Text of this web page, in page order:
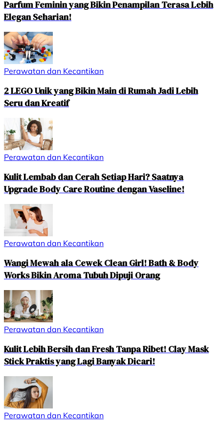
Parfum Feminin yang Bikin Penampilan Terasa Lebih
Elegan Seharian!
Perawatan dan Kecantikan
2 LEGO Unik yang Bikin Main di Rumah Jadi Lebih
Seru dan Kreatif
Perawatan dan Kecantikan
Kulit Lembab dan Cerah Setiap Hari? Saatnya
Upgrade Body Care Routine dengan Vaseline!
Perawatan dan Kecantikan
Wangi Mewah ala Cewek Clean Girl! Bath & Body
Works Bikin Aroma Tubuh Dipuji Orang
Perawatan dan Kecantikan
Kulit Lebih Bersih dan Fresh Tanpa Ribet! Clay Mask
Stick Praktis yang Lagi Banyak Dicari!
Perawatan dan Kecantikan